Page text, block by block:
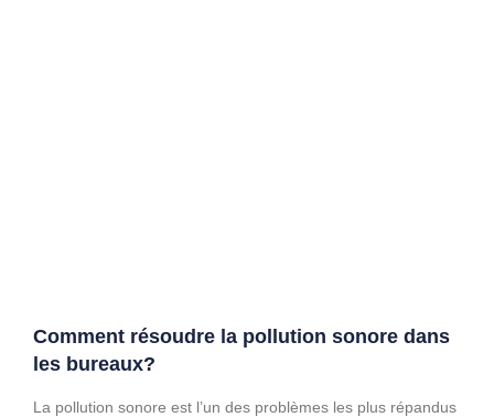
Comment résoudre la pollution sonore dans
les bureaux?
La pollution sonore est l’un des problèmes les plus répandus